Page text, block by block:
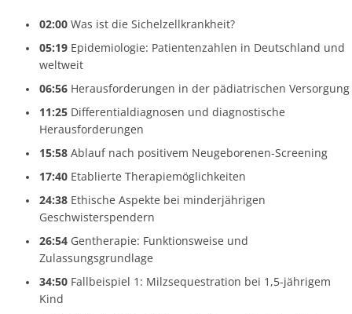
02:00 Was ist die Sichelzellkrankheit?
05:19 Epidemiologie: Patientenzahlen in Deutschland und
weltweit
06:56 Herausforderungen in der pädiatrischen Versorgung
11:25 Differentialdiagnosen und diagnostische
Herausforderungen
15:58 Ablauf nach positivem Neugeborenen-Screening
17:40 Etablierte Therapiemöglichkeiten
24:38 Ethische Aspekte bei minderjährigen
Geschwisterspendern
26:54 Gentherapie: Funktionsweise und
Zulassungsgrundlage
34:50 Fallbeispiel 1: Milzsequestration bei 1,5-jährigem
Kind